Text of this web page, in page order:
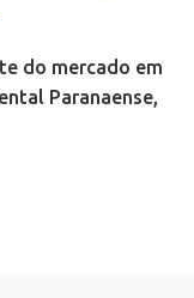
do mercado em
Paranaense,